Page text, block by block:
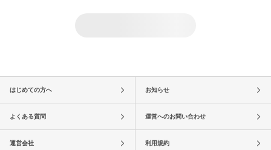
はじめての方へ お知らせ
よくある質問 運営へのお問い合わせ
運営会社 利用規約